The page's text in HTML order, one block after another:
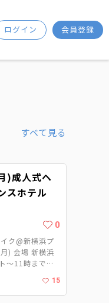
ログイン 会員登録
すべて見る
スホテル
0
ク@新横浜プ
新横浜プリン
ます。※泊まっ
なります！）
15